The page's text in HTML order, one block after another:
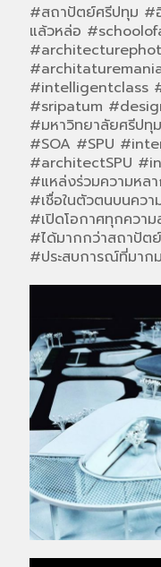
#สถาปัตย์ศรีปทุม #
แล้วหล่อ
#intelligentclass
#sripatum
#มหาวิทยาลัยศรีปทุม
#SOA #SPU
#architectSPU
#แหล่งร่วมความหล
#เชื่อในตัวตนบนควา
#เปิดโอกาศทุกความ
#ได้มากกว่าสถาปัตย์
#ประสบการณ์ที่มาก